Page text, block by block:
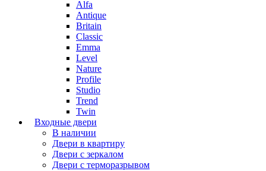
Alfa
Antique
Britain
Classic
Emma
Level
Nature
Profile
Studio
Trend
Twin
Входные двери
В наличии
Двери в квартиру
Двери с зеркалом
Двери с терморазрывом